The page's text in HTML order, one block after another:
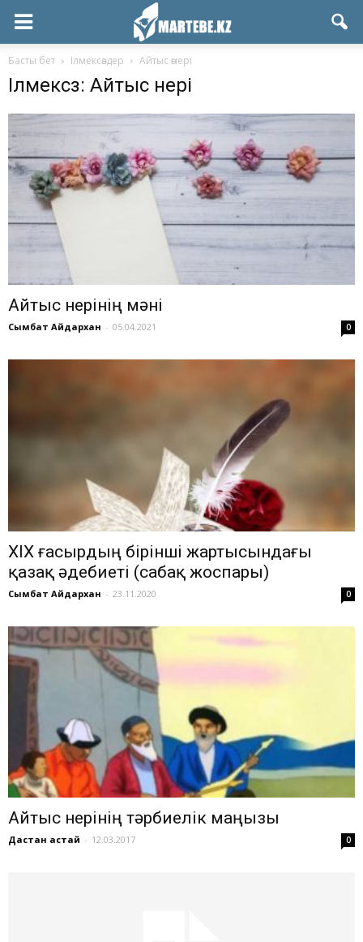
Басты бет Ілмексөздер Айтыс өнері
Ілмексөз: Айтыс өнері
Айтыс өнерінің мәні
Сымбат Айдархан - 05.04.2021 0
ХІХ ғасырдың бірінші жартысындағы
қазақ әдебиеті (сабақ жоспары)
Сымбат Айдархан - 23.11.2020 0
Айтыс өнерінің тәрбиелік маңызы
Дастан Қастай - 12.03.2017 0